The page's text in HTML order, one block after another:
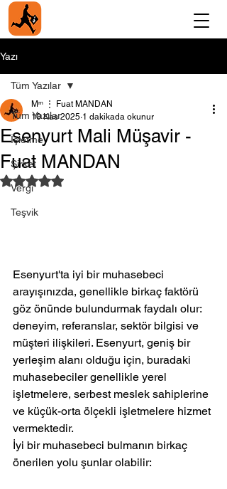
Yazı
Tüm Yazılar
İşletme
Şirket
Vergi
Teşvik
Tüm Yazılar
Esenyurt Mali Müşavir -
Fuat MANDAN
Мᵐ ⋮ Fuat MANDAN
10 Kas 2025 1 dakikada okunur
5 üzerinden NaN yıldız
Esenyurt'ta iyi bir muhasebeci
arayışınızda, genellikle birkaç faktörü
göz önünde bulundurmak faydalı olur:
deneyim, referanslar, sektör bilgisi ve
müşteri ilişkileri. Esenyurt, geniş bir
yerleşim alanı olduğu için, buradaki
muhasebeciler genellikle yerel
işletmelere, serbest meslek sahiplerine
ve küçük-orta ölçekli işletmelere hizmet
vermektedir.
İyi bir muhasebeci bulmanın birkaç
önerilen yolu şunlar olabilir: